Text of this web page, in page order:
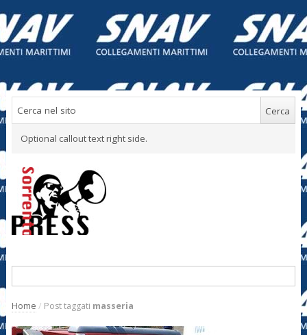
Optional callout text right side.
Home / Post taggati masseria